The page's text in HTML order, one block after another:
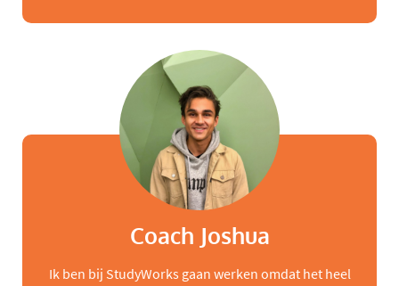
Coach Joshua
Ik ben bij StudyWorks gaan werken omdat het heel